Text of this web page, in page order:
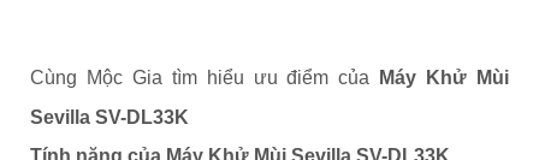
Cùng Mộc Gia tìm hiểu ưu điểm của
Máy Khử Mùi
Sevilla SV-DL33K
Tính năng của Máy Khử Mùi Sevilla SV-DL33K